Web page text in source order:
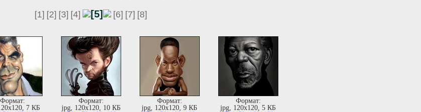
[1] [2] [3] [4] [5] [6] [7] [8]
Формат:
7 КБ
Формат:
jpg, 120х120, 10 КБ
Формат:
jpg, 120х120, 9 КБ
Формат:
jpg, 120х120, 5 КБ